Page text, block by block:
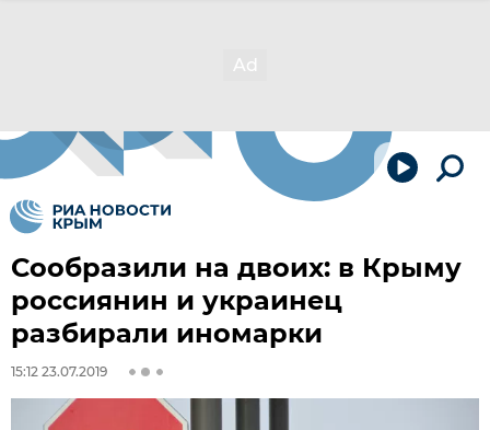
Сообразили на двоих: в Крыму
россиянин и украинец
разбирали иномарки
15:12 23.07.2019